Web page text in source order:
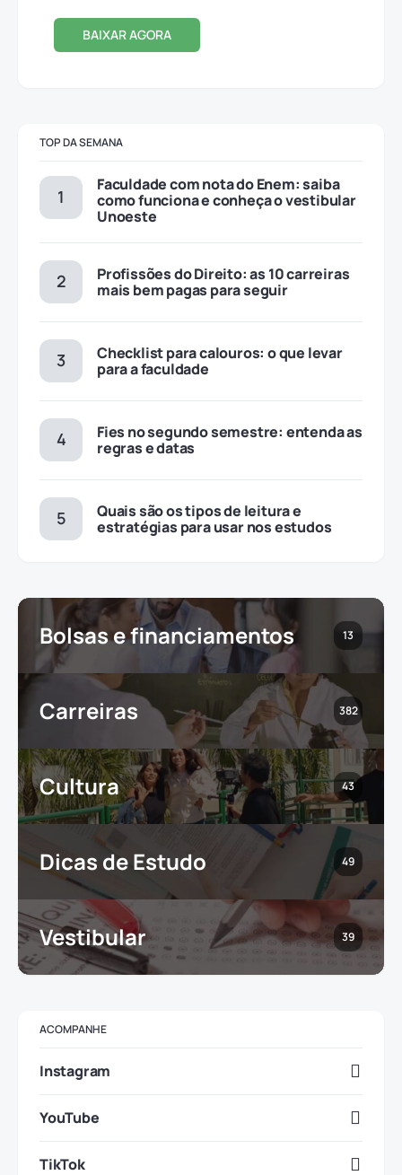
BAIXAR AGORA
TOP DA SEMANA
Faculdade com nota do Enem: saiba
como funciona e conheça o vestibular
Unoeste
Profissões do Direito: as 10 carreiras
mais bem pagas para seguir
Checklist para calouros: o que levar
para a faculdade
Fies no segundo semestre: entenda as
regras e datas
Quais são os tipos de leitura e
estratégias para usar nos estudos
Bolsas e financiamentos 13
Carreiras 382
Cultura 43
Dicas de Estudo 49
Vestibular 39
ACOMPANHE
Instagram
YouTube
TikTok